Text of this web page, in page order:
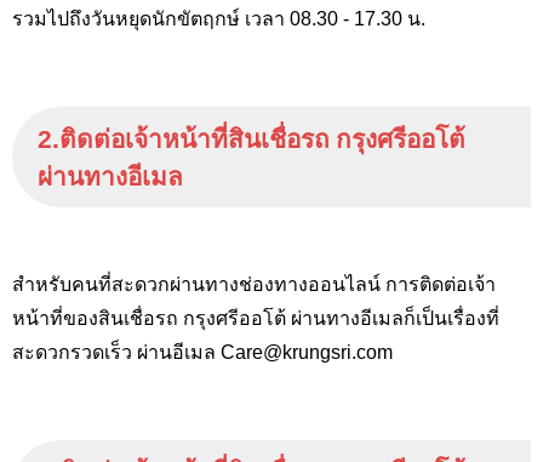
รวมไปถึงวันหยุดนักขัตฤกษ์ เวลา 08.30 - 17.30 น.
2.ติดต่อเจ้าหน้าที่สินเชื่อรถ กรุงศรีออโต้
ผ่านทางอีเมล
สำหรับคนที่สะดวกผ่านทางช่องทางออนไลน์ การติดต่อเจ้า
หน้าที่ของสินเชื่อรถ กรุงศรีออโต้ ผ่านทางอีเมลก็เป็นเรื่องที่
สะดวกรวดเร็ว ผ่านอีเมล Care@krungsri.com